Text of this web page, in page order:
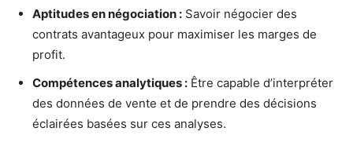
Aptitudes en négociation : Savoir négocier des
contrats avantageux pour maximiser les marges de
profit.
Compétences analytiques : Être capable d’interpréter
des données de vente et de prendre des décisions
éclairées basées sur ces analyses.